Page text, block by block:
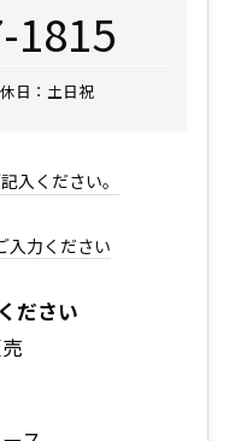
1815
日：土日祝
入ください。
入力ください
ださい